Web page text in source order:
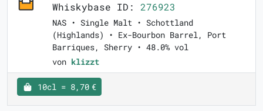
Whiskybase ID: 276923
NAS • Single Malt • Schottland
(Highlands) • Ex-Bourbon Barrel, Port
Barriques, Sherry • 48.0% vol
von klizzt
10cl = 8,70 €